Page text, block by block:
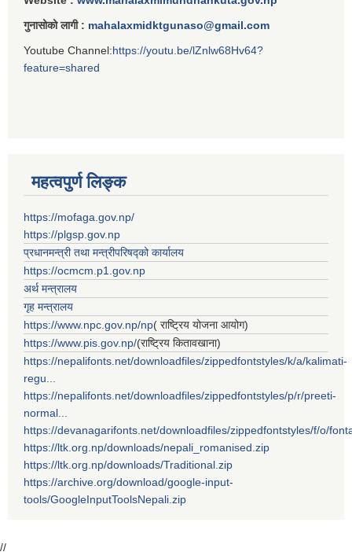
गुनासोको लागी : mahalaxmidktgunaso@gmail.com
Youtube Channel:https://youtu.be/lZnlw68Hv64?
feature=shared
महत्वपुर्ण लिङ्क
https://mofaga.gov.np/
https://plgsp.gov.np
प्रधानमन्त्री तथा मन्त्रीपरिषद्को कार्यालय
https://ocmcm.p1.gov.np
अर्थ मन्त्रालय
गृह मन्त्रालय
https://www.npc.gov.np/np( राष्ट्रिय योजना आयोग)
https://www.pis.gov.np/(राष्ट्रिय कितावखाना)
https://nepalifonts.net/downloadfiles/zippedfontstyles/k/a/kalimati-
regu...
https://nepalifonts.net/downloadfiles/zippedfontstyles/p/r/preeti-
normal...
https://devanagarifonts.net/downloadfiles/zippedfontstyles/f/o/
https://ltk.org.np/downloads/nepali_romanised.zip
https://ltk.org.np/downloads/Traditional.zip
https://archive.org/download/google-input-
tools/GoogleInputToolsNepali.zip
//